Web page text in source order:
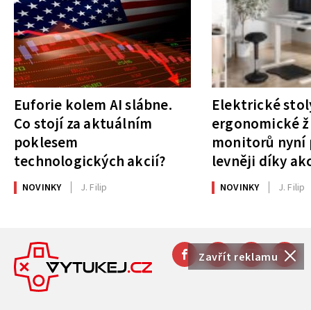
Zavřít reklamu
Euforie kolem AI slábne.
Co stojí za aktuálním
poklesem
technologických akcií?
NOVINKY J. Filip
Elektrické
ergonomické
monitorů
levněji díky
NOVINKY J. Filip